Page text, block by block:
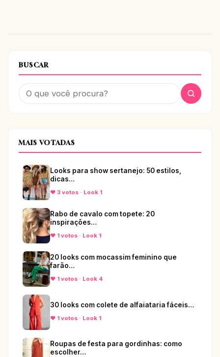
BUSCAR
MAIS VOTADAS
Looks para show sertanejo: 50 estilos,
dicas…
♥ 3 votos · Look 1
Rabo de cavalo com topete: 20
inspirações…
♥ 1 votos · Look 1
20 looks com mocassim feminino que
farão…
♥ 1 votos · Look 4
30 looks com colete de alfaiataria fáceis…
♥ 1 votos · Look 1
Roupas de festa para gordinhas: como
escolher…